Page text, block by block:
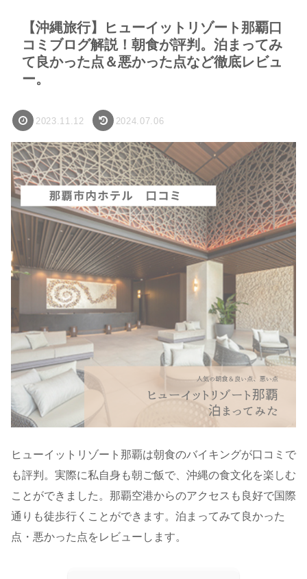
【沖縄旅行】ヒューイットリゾート那覇口
コミブログ解説！朝食が評判。泊まってみ
て良かった点＆悪かった点など徹底レビュ
ー。
2023.11.12 2024.07.06
ヒューイットリゾート那覇は朝食のバイキングが口コミで
も評判。実際に私自身も朝ご飯で、沖縄の食文化を楽しむ
ことができました。那覇空港からのアクセスも良好で国際
通りも徒歩行くことができます。泊まってみて良かった
点・悪かった点をレビューします。